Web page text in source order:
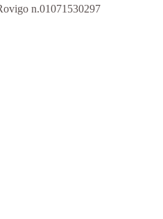
n.01071530297